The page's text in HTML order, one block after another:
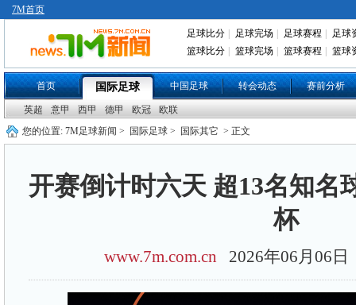
7M首页
足球比分 足球完场 足球赛程
足球
篮球比分
篮球完场 篮球赛程 篮球
首页 国际足球 中国足球 转会动态 赛前分析
英超 意甲 西甲 德甲 欧冠
欧联
您的位置: 7M足球新闻 > 国际足球 > 国际其它 > 正文
开赛倒计时六天 超13名知名
杯
www.7m.com.cn 2026年06月06